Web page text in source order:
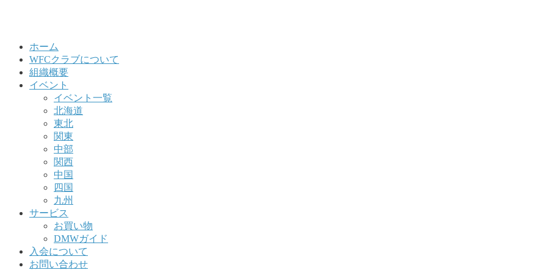
ホーム
WFCクラブについて
組織概要
イベント
イベント一覧
北海道
東北
関東
中部
関西
中国
四国
九州
サービス
お買い物
DMWガイド
入会について
お問い合わせ